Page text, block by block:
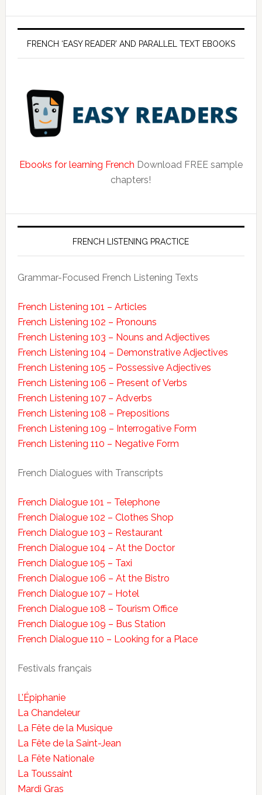
FRENCH ‘EASY READER’ AND PARALLEL TEXT EBOOKS
Ebooks for learning French Download FREE sample
chapters!
FRENCH LISTENING PRACTICE
Grammar-Focused French Listening Texts
French Listening 101 – Articles
French Listening 102 – Pronouns
French Listening 103 – Nouns and Adjectives
French Listening 104 – Demonstrative Adjectives
French Listening 105 – Possessive Adjectives
French Listening 106 – Present of Verbs
French Listening 107 – Adverbs
French Listening 108 – Prepositions
French Listening 109 – Interrogative Form
French Listening 110 – Negative Form
French Dialogues with Transcripts
French Dialogue 101 – Telephone
French Dialogue 102 – Clothes Shop
French Dialogue 103 – Restaurant
French Dialogue 104 – At the Doctor
French Dialogue 105 – Taxi
French Dialogue 106 – At the Bistro
French Dialogue 107 – Hotel
French Dialogue 108 – Tourism Office
French Dialogue 109 – Bus Station
French Dialogue 110 – Looking for a Place
Festivals français
L’Épiphanie
La Chandeleur
La Fête de la Musique
La Fête de la Saint-Jean
La Fête Nationale
La Toussaint
Mardi Gras